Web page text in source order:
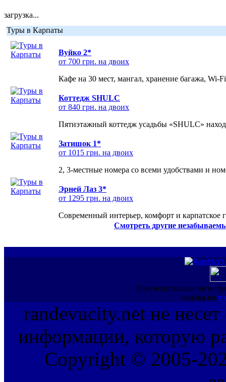
загрузка...
Туры в Карпаты
Вуйко 2*
от 700 грн. на двоих
Кафе на 30 мест, мангал, хранение багажа, Wi-
Коттедж SHULC
от 840 грн. на двоих
Пятиэтажный коттедж усадьбы «SHULC»
Затишок 1*
от 1015 грн. на двоих
2, 3-местные номера со всеми удобствами и
Эрней Лаз 3*
от 1295 грн. на двоих
Современный интерьер, комфорт и карпатское
Смотреть другие
При использовании
ссылка на
randevucity.net не несет
информации, которую
Copyright © 2005-